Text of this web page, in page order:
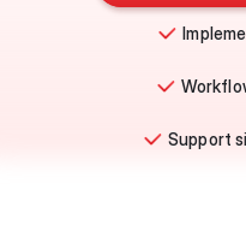
Support